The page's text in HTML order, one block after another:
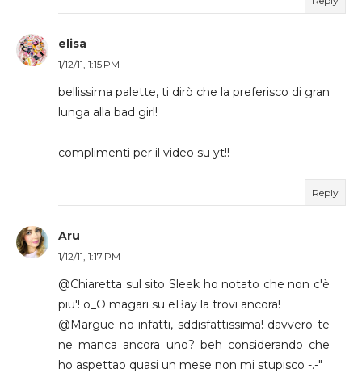
elisa
1/12/11, 1:15 PM
bellissima palette, ti dirò che la preferisco di gran
lunga alla bad girl!
complimenti per il video su yt!!
Reply
Aru
1/12/11, 1:17 PM
@Chiaretta sul sito Sleek ho notato che non c'è
piu'! o_O magari su eBay la trovi ancora!
@Margue no infatti, sddisfattissima! davvero te
ne manca ancora uno? beh considerando che
ho aspettao quasi un mese non mi stupisco -.-"